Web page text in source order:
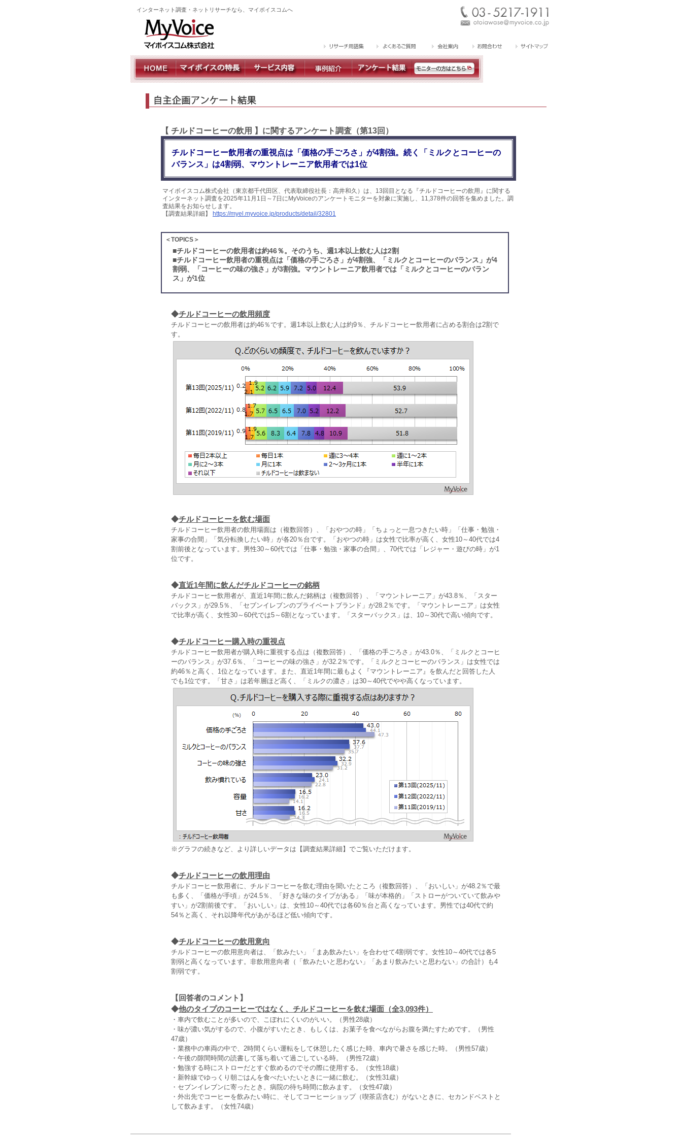
インターネット調査・ネットリサーチなら、マイボイスコムへ
【 チルドコーヒーの飲用 】に関するアンケート調査（第13回）
チルドコーヒー飲用者の重視点は「価格の手ごろさ」が4割強。続く「ミルクとコーヒーの
バランス」は4割弱、マウントレーニア飲用者では1位
マイボイスコム株式会社（東京都千代田区、代表取締役社長：高井和久）は、13回目となる『チルドコーヒーの飲用』に関する
インターネット調査を2025年11月1日～7日にMyVoiceのアンケートモニターを対象に実施し、11,378件の回答を集めました。調
査結果をお知らせします。
【調査結果詳細】
https://myel.myvoice.jp/products/detail/32801
＜TOPICS＞
■チルドコーヒーの飲用者は約46％。そのうち、週1本以上飲む人は2割
■チルドコーヒー飲用者の重視点は「価格の手ごろさ」が4割強、「ミルクとコーヒーのバランス」が4
割弱、「コーヒーの味の強さ」が3割強。マウントレーニア飲用者では「ミルクとコーヒーのバラン
ス」が1位
◆チルドコーヒーの飲用頻度
チルドコーヒーの飲用者は約46％です。週1本以上飲む人は約9％、チルドコーヒー飲用者に占める割合は2割で
す。
◆チルドコーヒーを飲む場面
チルドコーヒー飲用者の飲用場面は（複数回答）、「おやつの時」「ちょっと一息つきたい時」「仕事・勉強・
家事の合間」「気分転換したい時」が各20％台です。「おやつの時」は女性で比率が高く、女性10～40代では4
割前後となっています。男性30～60代では「仕事・勉強・家事の合間」、70代では「レジャー・遊びの時」が1
位です。
◆直近1年間に飲んだチルドコーヒーの銘柄
チルドコーヒー飲用者が、直近1年間に飲んだ銘柄は（複数回答）、「マウントレーニア」が43.8％、「スター
バックス」が29.5％、「セブンイレブンのプライベートブランド」が28.2％です。「マウントレーニア」は女性
で比率が高く、女性30～60代では5～6割となっています。「スターバックス」は、10～30代で高い傾向です。
◆チルドコーヒー購入時の重視点
チルドコーヒー飲用者が購入時に重視する点は（複数回答）、「価格の手ごろさ」が43.0％、「ミルクとコーヒ
ーのバランス」が37.6％、「コーヒーの味の強さ」が32.2％です。「ミルクとコーヒーのバランス」は女性では
約46％と高く、1位となっています。また、直近1年間に最もよく『マウントレーニア』を飲んだと回答した人
でも1位です。「甘さ」は若年層ほど高く、「ミルクの濃さ」は30～40代でやや高くなっています。
※グラフの続きなど、より詳しいデータは【調査結果詳細】でご覧いただけます。
◆チルドコーヒーの飲用理由
チルドコーヒー飲用者に、チルドコーヒーを飲む理由を聞いたところ（複数回答）、「おいしい」が48.2％で最
も多く、「価格が手頃」が24.5％、「好きな味のタイプがある」「味が本格的」「ストローがついていて飲みや
すい」が2割前後です。「おいしい」は、女性10～40代では各60％台と高くなっています。男性では40代で約
54％と高く、それ以降年代があがるほど低い傾向です。
◆チルドコーヒーの飲用意向
チルドコーヒーの飲用意向者は、「飲みたい」「まあ飲みたい」を合わせて4割弱です。女性10～40代では各5
割弱と高くなっています。非飲用意向者（「飲みたいと思わない」「あまり飲みたいと思わない」の合計）も4
割弱です。
【回答者のコメント】
◆他のタイプのコーヒーではなく、チルドコーヒーを飲む場面（全3,093件）
・車内で飲むことが多いので、こぼれにくいのがいい。（男性28歳）
・味が濃い気がするので、小腹がすいたとき、もしくは、お菓子を食べながらお腹を満たすためです。（男性
47歳）
・業務中の車両の中で、2時間くらい運転をして休憩したく感じた時、車内で暑さを感じた時。（男性57歳）
・午後の隙間時間の読書して落ち着いて過ごしている時。（男性72歳）
・勉強する時にストローだとすぐ飲めるのでその際に使用する。（女性18歳）
・新幹線でゆっくり朝ごはんを食べたいたいときに一緒に飲む。（女性31歳）
・セブンイレブンに寄ったとき。病院の待ち時間に飲みます。（女性47歳）
・外出先でコーヒーを飲みたい時に、そしてコーヒーショップ（喫茶店含む）がないときに、セカンドベストと
して飲みます。（女性74歳）